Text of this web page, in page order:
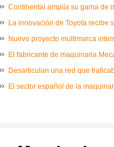
Continental amplía su gama de
La innovación de Toyota recibe
Nuevo proyecto multimarca
El fabricante de maquinaria
Desarticulan una red que
El sector español de la